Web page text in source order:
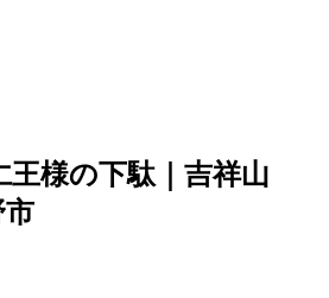
王様の下駄｜吉祥山
市